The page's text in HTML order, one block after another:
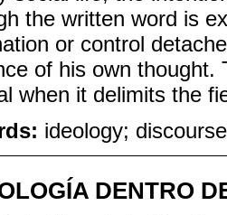
the written word is
or control
of his own
when it delimits the
ideology;
DENTRO